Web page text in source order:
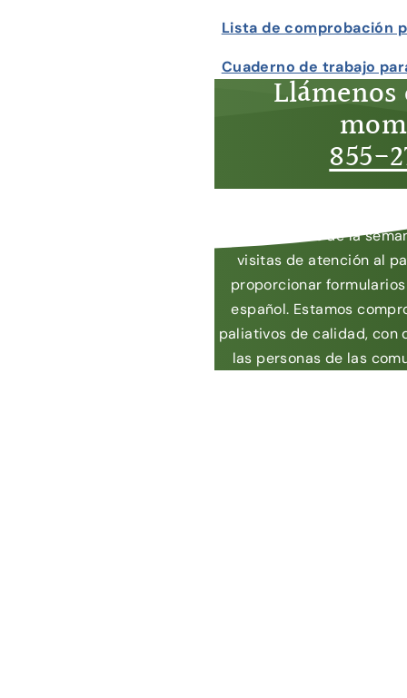
Lista de comprobación
Cuaderno de trabajo
855-
día, los 7 días de la
visitas de atención al
proporcionar
español. Estamos
paliativos de calidad, con
las personas de las